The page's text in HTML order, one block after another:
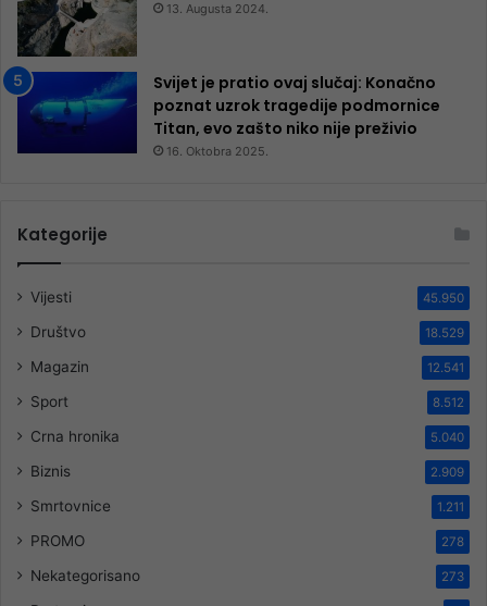
13. Augusta 2024.
Svijet je pratio ovaj slučaj: Konačno
poznat uzrok tragedije podmornice
Titan, evo zašto niko nije preživio
16. Oktobra 2025.
Kategorije
Vijesti 45.950
Društvo 18.529
Magazin 12.541
Sport 8.512
Crna hronika 5.040
Biznis 2.909
Smrtovnice 1.211
PROMO 278
Nekategorisano 273